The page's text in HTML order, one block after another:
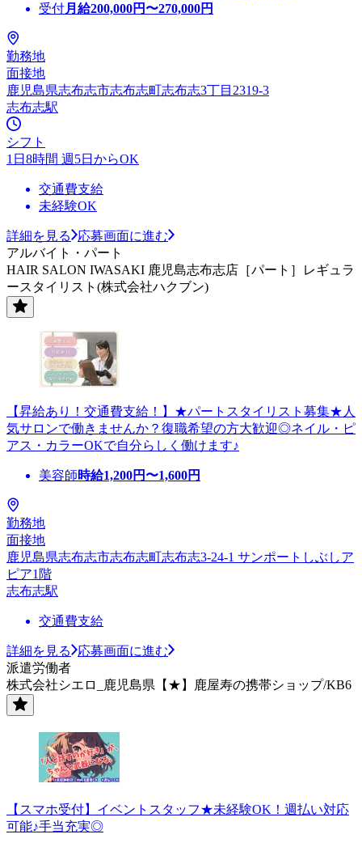
受付月給200,000円〜270,000円
勤務地
面接地
鹿児島県志布志市志布志町志布志3丁目2319-3
志布志駅
シフト
1日8時間 週5日からOK
交通費支給
未経験OK
詳細を見る
応募画面に進む
アルバイト・パート
HAIR SALON IWASAKI 鹿児島志布志店［パート］レギュラ
ースタイリスト(株式会社ハクブン)
【昇給あり！交通費支給！】★パートスタイリスト募集★人
気サロンで働きませんか？復職希望の方大歓迎◎ネイル・ピ
アス・カラーOKで自分らしく働けます♪
美容師時給1,200円〜1,600円
勤務地
面接地
鹿児島県志布志市志布志町志布志3-24-1 サンポートしぶしア
ピア1階
志布志駅
交通費支給
詳細を見る
応募画面に進む
派遣労働者
株式会社シエロ_鹿児島県【★】鹿屋寿の携帯ショップ/KB6
【スマホ受付】イベントスタッフ★未経験OK！週払い対応
可能♪手当充実◎